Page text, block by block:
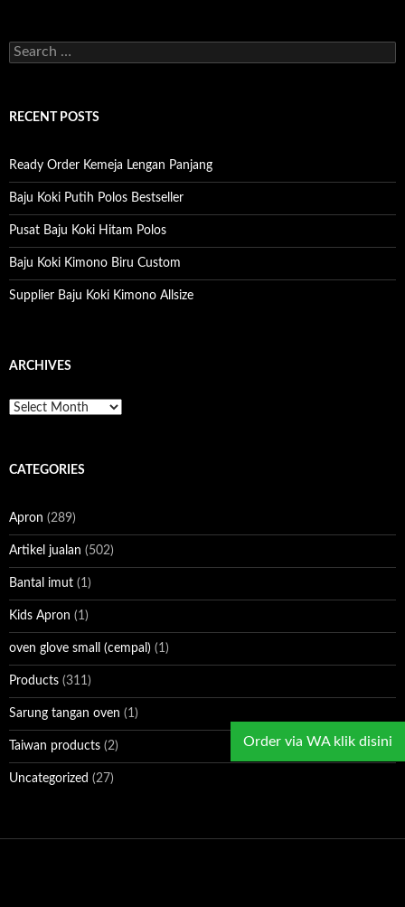
S
e
c
o
r
:
RECENT POSTS
Ready Order Kemeja Lengan Panjang
Baju Koki Putih Polos Bestseller
Pusat Baju Koki Hitam Polos
Baju Koki Kimono Biru Custom
Supplier Baju Koki Kimono Allsize
ARCHIVES
A
i
s
CATEGORIES
Apron (289)
Artikel jualan (502)
Bantal imut (1)
Kids Apron (1)
oven glove small (cempal) (1)
Products (311)
Sarung tangan oven (1)
Taiwan products (2)
Uncategorized (27)
Order via WA klik disini